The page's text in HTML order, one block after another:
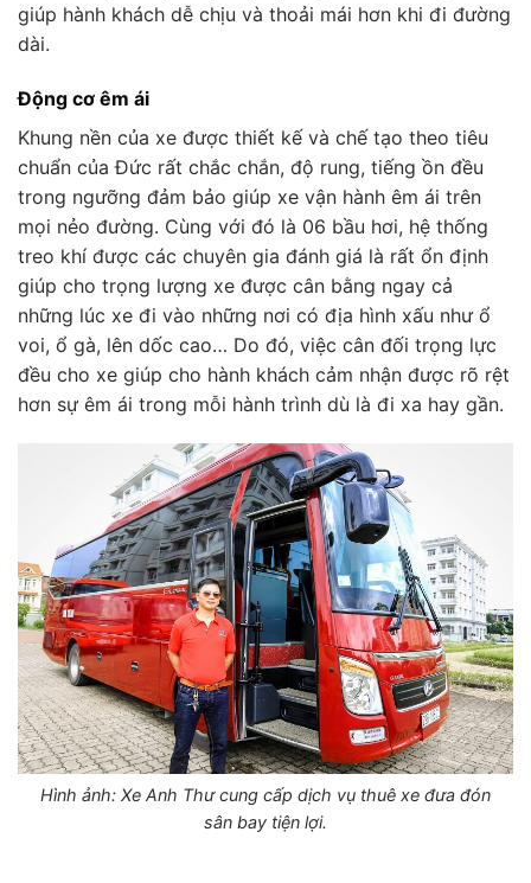
giúp hành khách dễ chịu và thoải mái hơn khi đi đường
dài.
Động cơ êm ái
Khung nền của xe được thiết kế và chế tạo theo tiêu
chuẩn của Đức rất chắc chắn, độ rung, tiếng ồn đều
trong ngưỡng đảm bảo giúp xe vận hành êm ái trên
mọi nẻo đường. Cùng với đó là 06 bầu hơi, hệ thống
treo khí được các chuyên gia đánh giá là rất ổn định
giúp cho trọng lượng xe được cân bằng ngay cả
những lúc xe đi vào những nơi có địa hình xấu như ổ
voi, ổ gà, lên dốc cao… Do đó, việc cân đối trọng lực
đều cho xe giúp cho hành khách cảm nhận được rõ rệt
hơn sự êm ái trong mỗi hành trình dù là đi xa hay gần.
Hình ảnh: Xe Anh Thư cung cấp dịch vụ thuê xe đưa đón
sân bay tiện lợi.